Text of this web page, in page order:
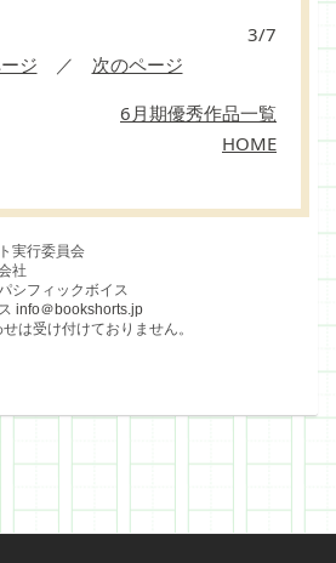
3/7
ジ ／ 次のページ
6月期優秀作品一覧
HOME
実行委員会
社
シフィックボイス
info＠bookshorts.jp
は受け付けておりません。